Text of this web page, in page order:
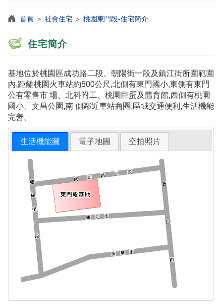
首頁 ＞ 社會住宅 ＞ 桃園東門段-住宅簡介
住宅簡介
基地位於桃園區成功路二段、朝陽街一段及鎮江街所圍範圍
內,距離桃園火車站約500公尺,北側有東門國小,東側有東門
公有零售市 場、北科附工、桃園巨蛋及體育館,西側有桃園
國小、文昌公園,南 側鄰近車站商圈,區域交通便利,生活機能
完善。
生活機能圖 電子地圖 空拍照片